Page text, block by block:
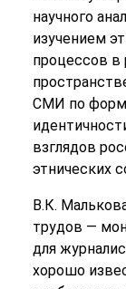
научного
изучением
процессов
СМИ по
взглядов
этнических
В.К.
трудов —
для
хорошо